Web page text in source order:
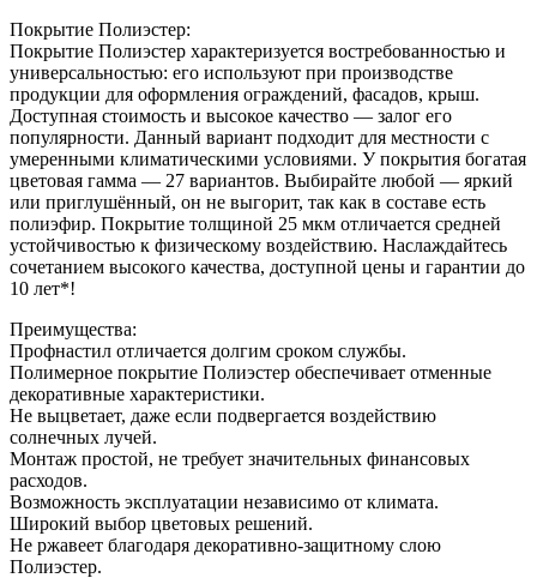
Покрытие Полиэстер:
Покрытие Полиэстер характеризуется востребованностью и
универсальностью: его используют при производстве
продукции для оформления ограждений, фасадов, крыш.
Доступная стоимость и высокое качество — залог его
популярности. Данный вариант подходит для местности с
умеренными климатическими условиями. У покрытия богатая
цветовая гамма — 27 вариантов. Выбирайте любой — яркий
или приглушённый, он не выгорит, так как в составе есть
полиэфир. Покрытие толщиной 25 мкм отличается средней
устойчивостью к физическому воздействию. Наслаждайтесь
сочетанием высокого качества, доступной цены и гарантии до
10 лет*!
Преимущества:
Профнастил отличается долгим сроком службы.
Полимерное покрытие Полиэстер обеспечивает отменные
декоративные характеристики.
Не выцветает, даже если подвергается воздействию
солнечных лучей.
Монтаж простой, не требует значительных финансовых
расходов.
Возможность эксплуатации независимо от климата.
Широкий выбор цветовых решений.
Не ржавеет благодаря декоративно-защитному слою
Полиэстер.